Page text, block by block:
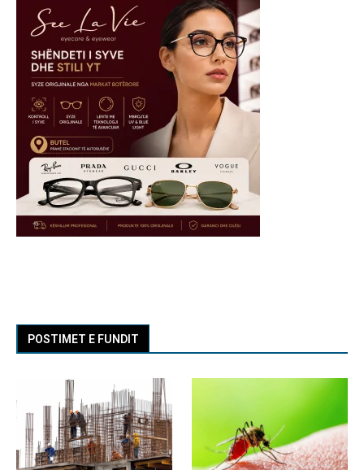
POSTIMET E FUNDIT